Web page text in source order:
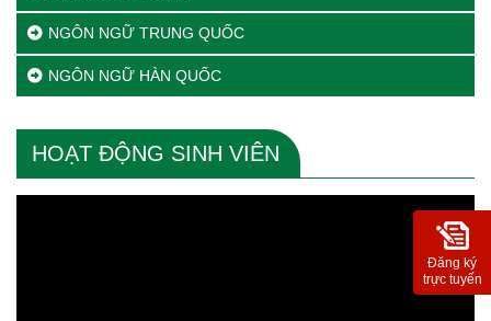
NGÔN NGỮ TRUNG QUỐC
NGÔN NGỮ HÀN QUỐC
HOẠT ĐỘNG SINH VIÊN
Đăng ký
trực tuyến